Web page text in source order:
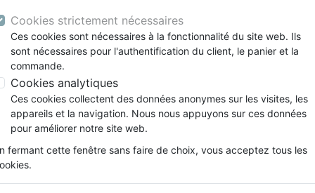
Nouveautés
Testaments
Etude biblique
Segond
Darby
Bandes dessinées
Souffrance, Relation d'aide
Ethique, société, politique
ans
Adolescents, jeunes
Latino, Folk
Soul
Rap, Hip-hop
Louange, Adoration
Pop, Rock
animés
conférences
Films, fiction
Jeux
Papeterie
depuis votre pays (United States).
Notes sur l'Ecclésiaste
Cookies strictement nécessaires
Ces cookies sont nécessaires à la fonctionnalité du site web. Ils
sont nécessaires pour l'authentification du client, le panier et la
commande.
Cookies analytiques
Ces cookies collectent des données anonymes sur les visites, les
appareils et la navigation. Nous nous appuyons sur ces données
pour améliorer notre site web.
fermant cette fenêtre sans faire de choix, vous acceptez tous les